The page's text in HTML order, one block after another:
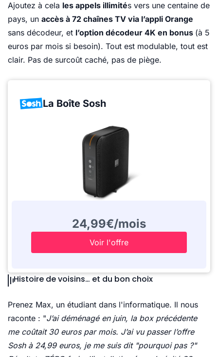
Ajoutez à cela les appels illimités vers une centaine de
pays, un accès à 72 chaînes TV via l’appli Orange
sans décodeur, et l’option décodeur 4K en bonus (à 5
euros par mois si besoin). Tout est modulable, tout est
clair. Pas de surcoût caché, pas de piège.
La Boîte Sosh
24,99€/mois
Voir l'offre
Histoire de voisins… et du bon choix
Prenez Max, un étudiant dans l'informatique. Il nous
raconte : "J’ai déménagé en juin, la box précédente
me coûtait 30 euros par mois. J’ai vu passer l’offre
Sosh à 24,99 euros, je me suis dit "pourquoi pas ?"